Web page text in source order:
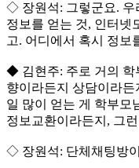
◇ 장원석: 그렇군요. 우
정보를 얻는 것, 인터넷
고. 어디에서 혹시 정보
◆ 김현주: 주로 거의 학
향이라든지 상담이라든
일 많이 얻는 게 학부모
정보교환이라든지, 그
◇ 장원석: 단체채팅방